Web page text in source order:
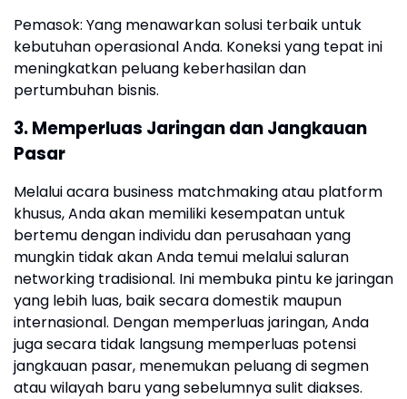
Pemasok: Yang menawarkan solusi terbaik untuk
kebutuhan operasional Anda. Koneksi yang tepat ini
meningkatkan peluang keberhasilan dan
pertumbuhan bisnis.
3. Memperluas Jaringan dan Jangkauan
Pasar
Melalui acara business matchmaking atau platform
khusus, Anda akan memiliki kesempatan untuk
bertemu dengan individu dan perusahaan yang
mungkin tidak akan Anda temui melalui saluran
networking tradisional. Ini membuka pintu ke jaringan
yang lebih luas, baik secara domestik maupun
internasional. Dengan memperluas jaringan, Anda
juga secara tidak langsung memperluas potensi
jangkauan pasar, menemukan peluang di segmen
atau wilayah baru yang sebelumnya sulit diakses.